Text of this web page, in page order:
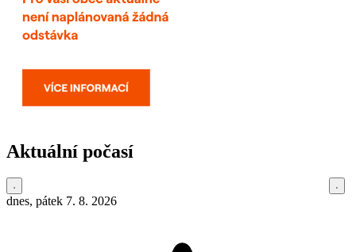
Aktuální počasí
dnes, pátek 7. 8. 2026